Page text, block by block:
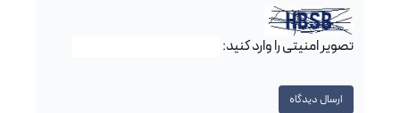
تصویر امنیتی را وارد کنید: